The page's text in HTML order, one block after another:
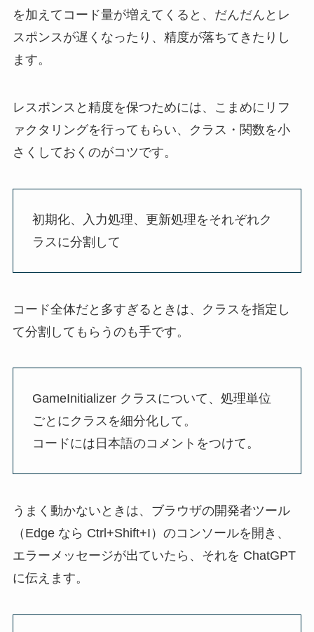
を加えてコード量が増えてくると、だんだんとレ
スポンスが遅くなったり、精度が落ちてきたりし
ます。
レスポンスと精度を保つためには、こまめにリフ
ァクタリングを行ってもらい、クラス・関数を小
さくしておくのがコツです。
初期化、入力処理、更新処理をそれぞれク
ラスに分割して
コード全体だと多すぎるときは、クラスを指定し
て分割してもらうのも手です。
GameInitializer クラスについて、処理単位
ごとにクラスを細分化して。
コードには日本語のコメントをつけて。
うまく動かないときは、ブラウザの開発者ツール
（Edge なら Ctrl+Shift+I）のコンソールを開き、
エラーメッセージが出ていたら、それを ChatGPT
に伝えます。